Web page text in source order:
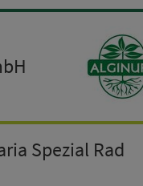
Spezial Rad